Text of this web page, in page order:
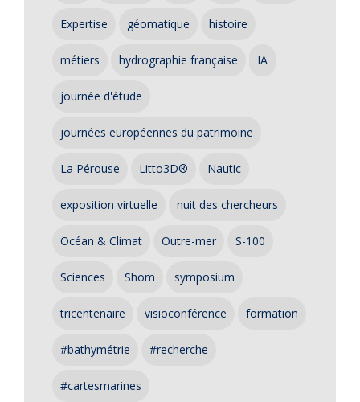
Expertise géomatique histoire
métiers hydrographie française IA
journée d'étude
journées européennes du patrimoine
La Pérouse Litto3D® Nautic
exposition virtuelle nuit des chercheurs
Océan & Climat Outre-mer S-100
Sciences Shom symposium
tricentenaire visioconférence formation
#bathymétrie #recherche
#cartesmarines